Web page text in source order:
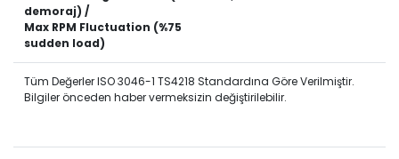
demoraj) /
Max RPM Fluctuation (%75
sudden load)
Tüm Değerler ISO 3046-1 TS4218 Standardına Göre Verilmiştir.
Bilgiler önceden haber vermeksizin değiştirilebilir.